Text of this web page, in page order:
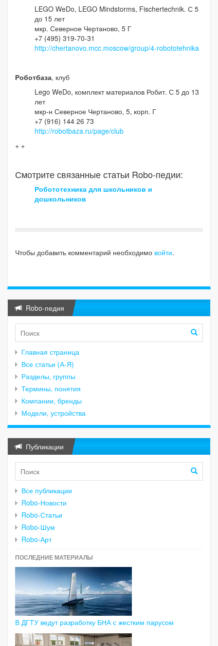
LEGO WeDo, LEGO Mindstorms, Fischertechnik. С 5
до 15 лет
мкр. Северное Чертаново, 5 Г
+7 (495) 319-70-31
http://chertanovo.mcc.moscow/group/4-robototehnika
Роботбаза, клуб
Lego WeDo, комплект материалов Робит. С 5 до 13
лет
мкр-н Северное Чертаново, 5, корп. Г
+7 (916) 144 26 73
http://robotbaza.ru/page/club
+ +
Смотрите связанные статьи Robo-педии:
Робототехника для школьников и
дошкольников
Чтобы добавить комментарий необходимо войти.
Robo-педия
Главная страница
Все статьи (А-Я)
Разделы, группы
Термины, понятия
Компании, бренды
Модели, устройства
Публикации
Все публикации
Robo-Новости
Robo-Статьи
Robo-Шум
Robo-Арт
ПОСЛЕДНИЕ МАТЕРИАЛЫ
В ДГТУ ведут разработку БНА с жестким парусом